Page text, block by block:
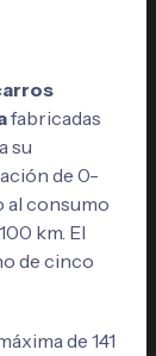
fabricadas
su
de 0-
al consumo
km. El
de cinco
de 141